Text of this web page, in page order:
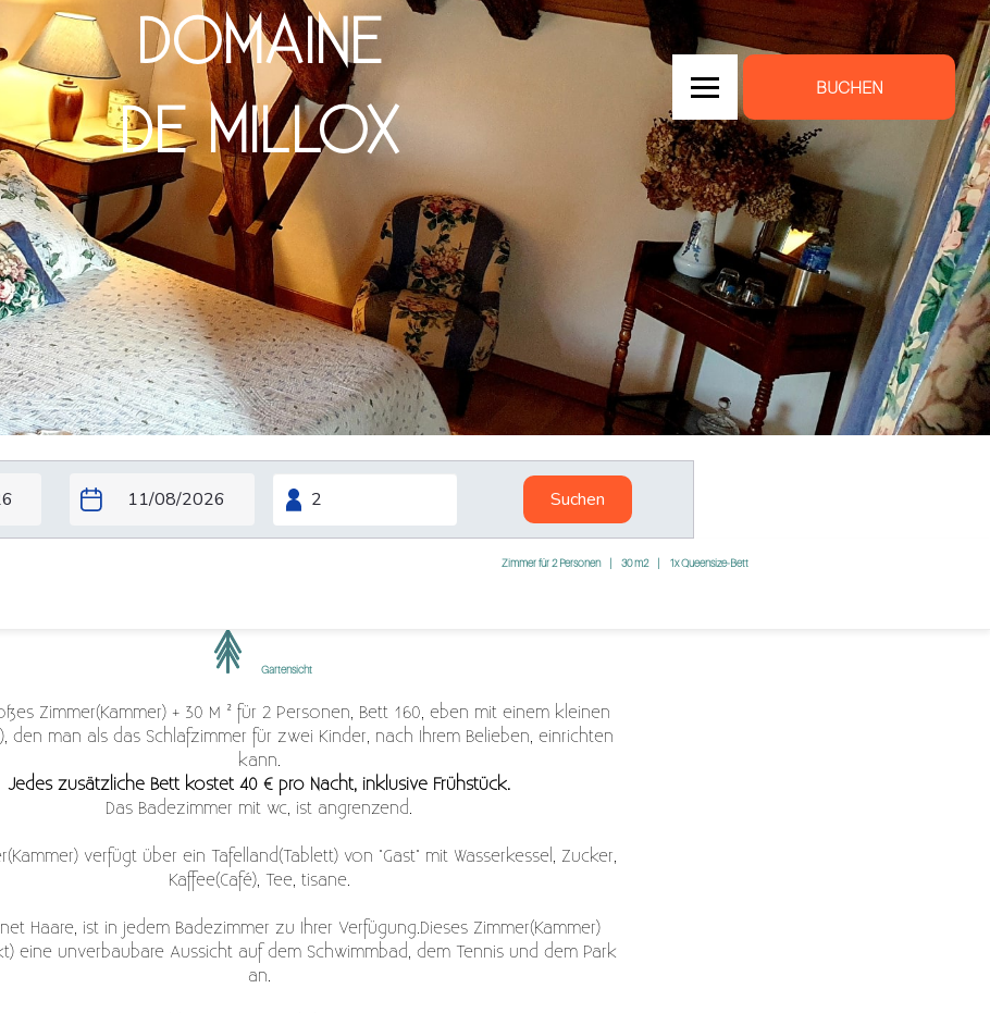
DOMAINE
DE MILLOX
BUCHEN
Suchen
Zimmer für 2 Personen | 30 m2 | 1x Queensize-Bett
Gartensicht
Zimmer(Kammer) + 30 M ² für 2 Personen, Bett 160, eben mit einem kleinen
den man als das Schlafzimmer für zwei Kinder, nach Ihrem Belieben, einrichten
kann.
Jedes zusätzliche Bett kostet 40 € pro Nacht, inklusive Frühstück.
Das Badezimmer mit wc, ist angrenzend.
verfügt über ein Tafelland(Tablett) von "Gast" mit Wasserkessel, Zucker,
Kaffee(Café), Tee, tisane.
Haare, ist in jedem Badezimmer zu Ihrer Verfügung.Dieses Zimmer(Kammer)
eine unverbaubare Aussicht auf dem Schwimmbad, dem Tennis und dem Park
an.